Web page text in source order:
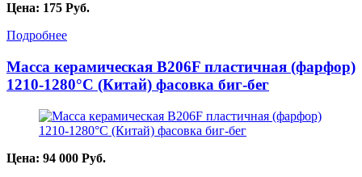
Цена: 175 Руб.
Подробнее
Масса керамическая B206F пластичная (фарфор)
1210-1280°С (Китай) фасовка биг-бег
Цена: 94 000 Руб.